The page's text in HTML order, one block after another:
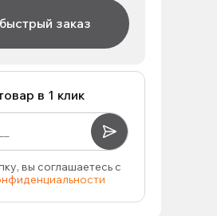
заказ
в 1 клик
вы соглашаетесь с